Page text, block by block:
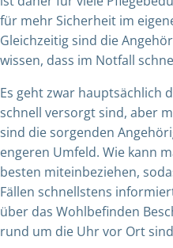
für mehr Sicherheit im
Gleichzeitig sind die
wissen, dass im Notfall
Es geht zwar hauptsächlich
schnell versorgt sind, aber
sind die sorgenden
engeren Umfeld. Wie kann
besten miteinbeziehen,
Fällen schnellstens
über das Wohlbefinden
rund um die Uhr vor Ort